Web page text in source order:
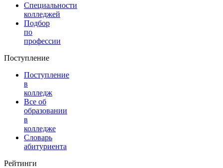
Специальности
колледжей
Подбор
по
профессии
Поступление
Поступление
в
колледж
Все об
образовании
в
колледже
Словарь
абитуриента
Рейтинги